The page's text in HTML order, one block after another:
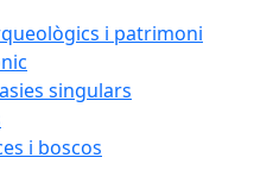
i patrimoni
singulars
i boscos